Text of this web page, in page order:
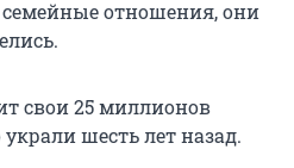
отношения, они
свои 25 миллионов
шесть лет назад.